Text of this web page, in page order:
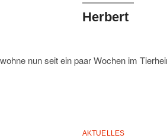
Herbert
nun seit ein paar Wochen im
AKTUELLES